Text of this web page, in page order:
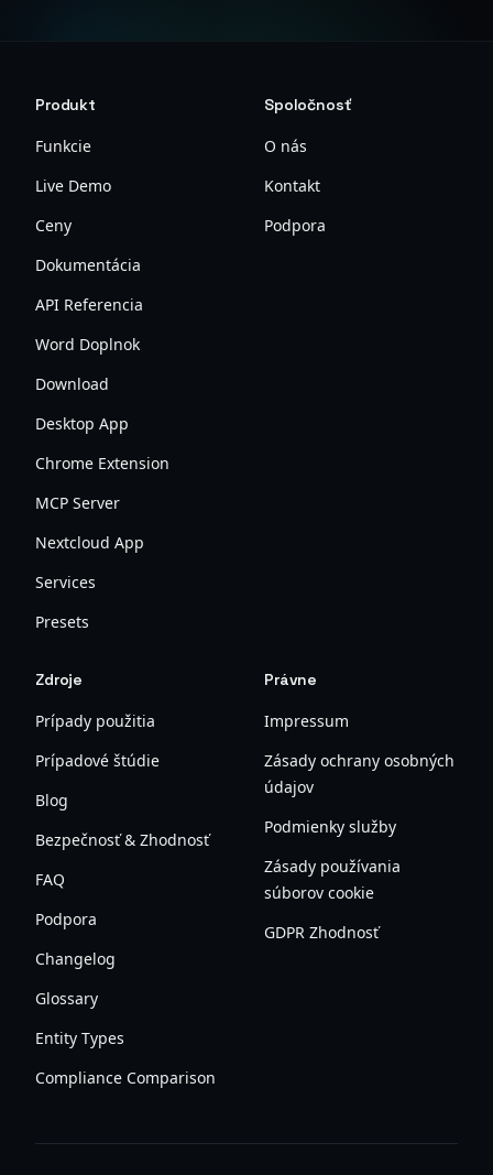
Produkt
Funkcie
Live Demo
Ceny
Dokumentácia
API Referencia
Word Doplnok
Download
Desktop App
Chrome Extension
MCP Server
Nextcloud App
Services
Presets
Spoločnosť
O nás
Kontakt
Podpora
Zdroje
Prípady použitia
Prípadové štúdie
Blog
Bezpečnosť & Zhodnosť
FAQ
Podpora
Changelog
Glossary
Entity Types
Compliance Comparison
Právne
Impressum
Zásady ochrany osobných
údajov
Podmienky služby
Zásady používania
súborov cookie
GDPR Zhodnosť